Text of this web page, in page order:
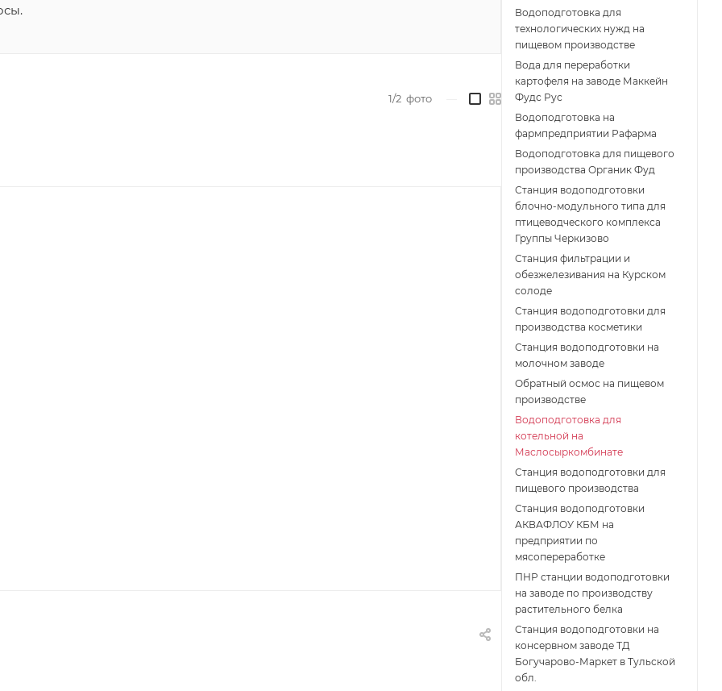
1/2 фото
Водоподготовка для
технологических нужд на
пищевом производстве
Вода для переработки
картофеля на заводе Маккейн
Фудс Рус
Водоподготовка на
фармпредприятии Рафарма
Водоподготовка для пищевого
производства Органик Фуд
Станция водоподготовки
блочно-модульного типа для
птицеводческого комплекса
Группы Черкизово
Станция фильтрации и
обезжелезивания на Курском
солоде
Станция водоподготовки для
производства косметики
Станция водоподготовки на
молочном заводе
Обратный осмос на пищевом
производстве
Водоподготовка для
котельной на
Маслосыркомбинате
Станция водоподготовки для
пищевого производства
Станция водоподготовки
АКВАФЛОУ КБМ на
предприятии по
мясопереработке
ПНР станции водоподготовки
на заводе по производству
растительного белка
Станция водоподготовки на
консервном заводе ТД
Богучарово-Маркет в Тульской
обл.